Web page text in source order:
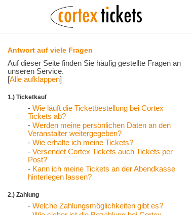
Antwort auf viele Fragen
Auf dieser Seite finden Sie häufig gestellte Fragen an
unseren Service.
[Alle aufklappen]
1.) Ticketkauf
- Wie läuft die Ticketbestellung bei Cortex
Tickets ab?
- Werden meine persönlichen Daten an den
Veranstalter weitergegeben?
- Wie erhalte ich meine Tickets?
- Versendet Cortex Tickets auch Tickets per
Post?
- Kann ich meine Tickets an der Abendkasse
hinterlegen lassen?
2.) Zahlung
- Welche Zahlungsmöglichkeiten gibt es?